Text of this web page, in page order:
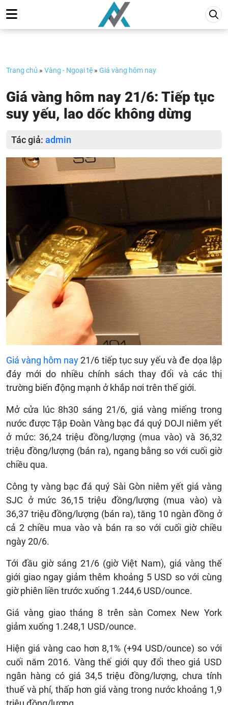
to
content
Trang chủ » Vàng - Ngoại tệ » Giá vàng hôm nay
Giá vàng hôm nay 21/6: Tiếp tục
suy yếu, lao dốc không dừng
Tác giả: admin
Giá vàng hôm nay21/6 tiếp tục suy yếu và đe dọa lập
đáy mới do nhiều chính sách thay đổi và các thị
trường biến động mạnh ở khắp nơi trên thế giới.
Mở cửa lúc 8h30 sáng 21/6, giá vàng miếng trong
nước được Tập Đoàn Vàng bạc đá quý DOJI niêm yết
ở mức: 36,24 triệu đồng/lượng (mua vào) và 36,32
triệu đồng/lượng (bán ra), ngang bằng so với cuối giờ
chiều qua.
Công ty vàng bạc đá quý Sài Gòn niêm yết giá vàng
SJC ở mức 36,15 triệu đồng/lượng (mua vào) và
36,37 triệu đồng/lượng (bán ra), tăng 10 ngàn đồng ở
cả 2 chiều mua vào và bán ra so với cuối giờ chiều
ngày 20/6.
Tới đầu giờ sáng 21/6 (giờ Việt Nam), giá vàng thế
giới giao ngay giảm thêm khoảng 5 USD so với cùng
giờ phiên liền trước xuống 1.244,6 USD/ounce.
Giá vàng giao tháng 8 trên sàn Comex New York
giảm xuống 1.248,1 USD/ounce.
Hiện giá vàng cao hơn 8,1% (+94 USD/ounce) so với
cuối năm 2016. Vàng thế giới quy đổi theo giá USD
ngân hàng có giá 34,5 triệu đồng/lượng, chưa tính
thuế và phí, thấp hơn giá vàng trong nước khoảng 1,9